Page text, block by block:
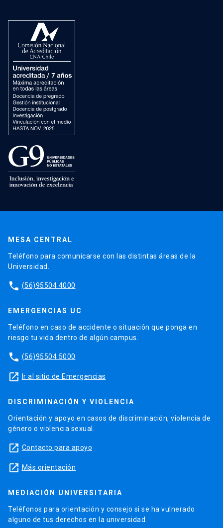
MESA CENTRAL
Teléfono para comunicarse con las distintas áreas de la
Universidad.
phone (56)95504 4000
EMERGENCIAS UC
Teléfono en caso de accidente o situación que ponga en
riesgo tu vida dentro de algún campus.
phone (56)95504 5000
launch Ir al sitio de Emergencias
DISCRIMINACIÓN Y VIOLENCIA
Orientación y apoyo en casos de discriminación, violencia de
género o violencia sexual.
launch Contacto para apoyo
launch Más orientación
MEDIACIÓN UNIVERSITARIA
Teléfonos para orientación y consejo si se ha vulnerado
alguno de tus derechos en la universidad.